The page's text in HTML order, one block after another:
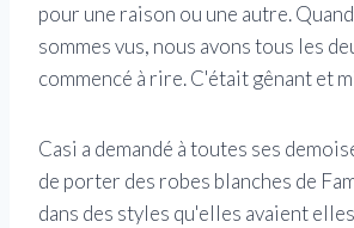
pour une raison ou une autre.
sommes vus, nous avons tous les
commencé à rire. C'était gênant et
Casi a demandé à toutes ses
de porter des robes blanches de
dans des styles qu'elles avaient